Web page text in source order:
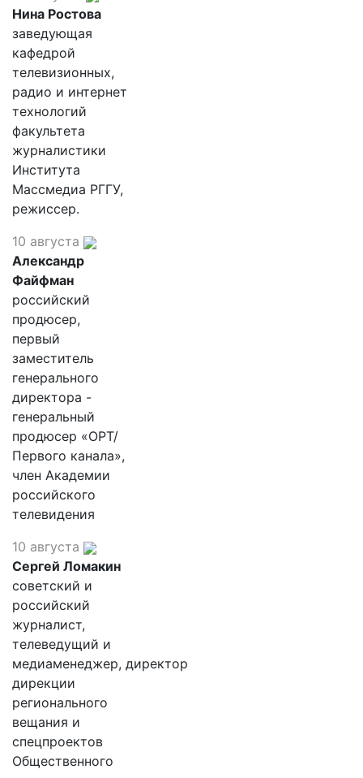
Нина Ростова
заведующая
кафедрой
телевизионных,
радио и интернет
технологий
факультета
журналистики
Института
Массмедиа РГГУ,
режиссер.
10 августа
Александр
Файфман
российский
продюсер,
первый
заместитель
генерального
директора -
генеральный
продюсер «ОРТ/
Первого канала»,
член Академии
российского
телевидения
10 августа
Сергей Ломакин
советский и
российский
журналист,
телеведущий и
медиаменеджер, директор
дирекции
регионального
вещания и
спецпроектов
Общественного